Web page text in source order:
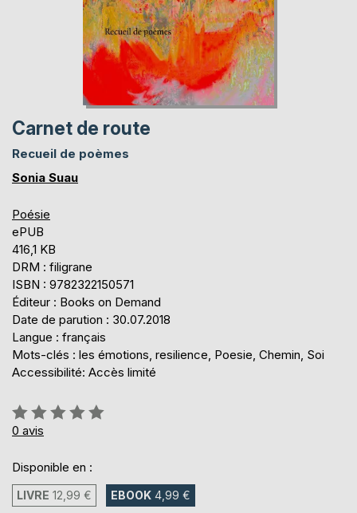
Carnet de route
Recueil de poèmes
Sonia Suau
Poésie
ePUB
416,1 KB
DRM : filigrane
ISBN : 9782322150571
Éditeur : Books on Demand
Date de parution : 30.07.2018
Langue : français
Mots-clés : les émotions, resilience, Poesie, Chemin, Soi
Accessibilité: Accès limité
Évaluation:
0%
0 avis
Disponible en :
LIVRE 12,99 € EBOOK 4,99 €